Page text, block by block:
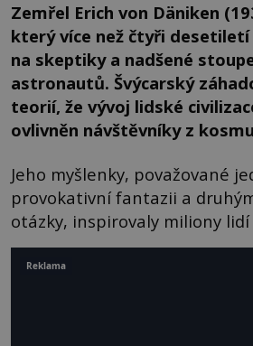
Zemřel Erich von Däniken
který více než čtyři
na skeptiky a nadšené
astronautů. Švýcarský
teorií, že vývoj lidské
ovlivněn návštěvníky z
Jeho myšlenky, považované
provokativní fantazii a
otázky, inspirovaly miliony lidí
Reklama